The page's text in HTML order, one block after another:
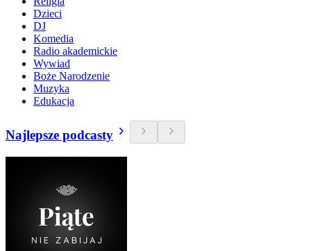
Dzieci
DJ
Komedia
Radio akademickie
Wywiad
Boże Narodzenie
Muzyka
Edukacja
Najlepsze podcasty